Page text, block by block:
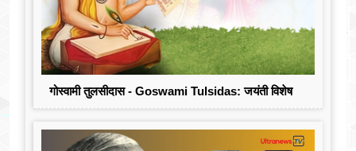
गोस्वामी तुलसीदास - Goswami Tulsidas: जयंती विशेष